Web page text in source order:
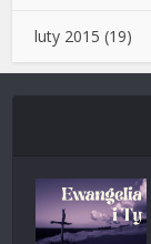
luty 2015 (19)